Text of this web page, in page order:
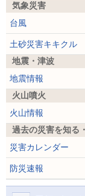
気象災害
台風
土砂災害キキクル
地震・津波
地震情報
火山噴火
火山情報
過去の災害を知る
災害カレンダー
防災速報